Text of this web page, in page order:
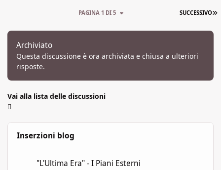
SUCCESSIVO
PAGINA 1 DI 5
Archiviato
Questa discussione è ora archiviata e chiusa a ulteriori
risposte.
Vai alla lista delle discussioni
Inserzioni blog
"L'Ultima Era" - I Piani Esterni